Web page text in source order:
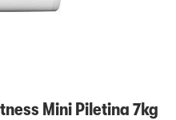
Mini Piletina 7kg